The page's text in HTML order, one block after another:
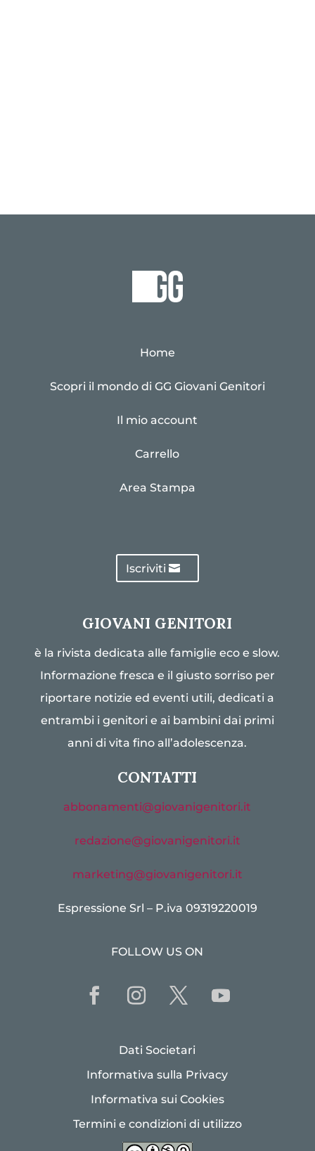
Home
Scopri il mondo di GG Giovani Genitori
Il mio account
Carrello
Area Stampa
Iscriviti
GIOVANI GENITORI
è la rivista dedicata alle famiglie eco e slow.
Informazione fresca e il giusto sorriso per
riportare notizie ed eventi utili, dedicati a
entrambi i genitori e ai bambini dai primi
anni di vita fino all’adolescenza.
CONTATTI
abbonamenti@giovanigenitori.it
redazione@giovanigenitori.it
marketing@giovanigenitori.it
Espressione Srl – P.iva 09319220019
FOLLOW US ON
Dati Societari
Informativa sulla Privacy
Informativa sui Cookies
Termini e condizioni di utilizzo